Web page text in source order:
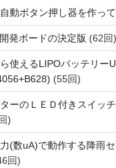
動ボタン押し器を作って
発ボードの決定版 (62回)
使えるLIPOバッテリー
(55回)
ーのＬＥＤ付きスイッ
)
(数uA)で動作する降雨
回)